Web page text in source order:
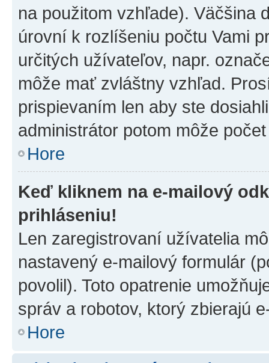
na použitom vzhľade). Väčšina
úrovní k rozlíšeniu počtu Vami
určitých užívateľov, napr.
môže mať zvláštny vzhľad.
prispievaním len aby ste
administrátor potom môže
Hore
Keď kliknem na e-mailový
prihláseniu!
Len zaregistrovaní užívatelia
nastavený e-mailový formulár
povolil). Toto opatrenie
správ a robotov, ktorý zbierajú
Hore